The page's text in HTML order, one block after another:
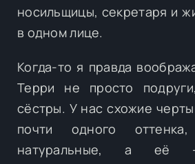
носильщицы, секретаря и
в одном лице.
Когда-то я правда
Терри не просто
сёстры. У нас схожие
почти одного
натуральные, а её